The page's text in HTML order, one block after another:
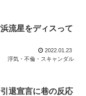
流星をディスって
2022.01.23
浮気・不倫・スキャンダル
退宣言に巷の反応